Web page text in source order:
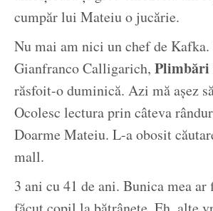
cumpăr lui Mateiu o jucărie.
Nu mai am nici un chef de Kafka.
Gianfranco Calligarich, Plimbări
răsfoit-o duminică. Azi mă așez
Ocolesc lectura prin câteva
Doarme Mateiu. L-a obosit
mall.
3 ani cu 41 de ani. Bunica mea ar